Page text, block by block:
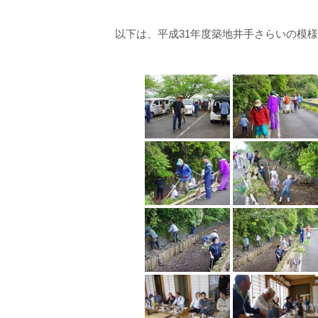
以下は、平成31年度築地井手さらいの模